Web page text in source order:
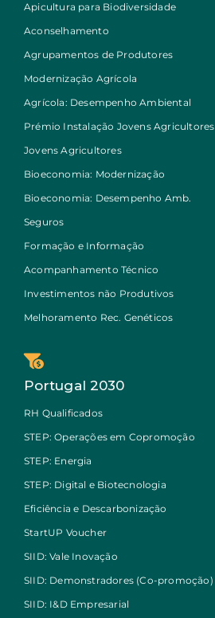
Apicultura para Biodiversidade
Aconselhamento
Agrupamentos de Produtores
Modernização Agrícola
Agrícola: Desempenho Ambiental
Prémio Instalação Jovens Agricultores
Jovens Agricultores
Bioeconomia: Modernização
Bioeconomia: Desempenho Amb.
Seguros
Formação e Informação
Acompanhamento Técnico
Investimentos não Produtivos
Melhoramento Rec. Genéticos
Portugal 2030
RH Qualificados
STEP: Operações em Copromoção
STEP: Energia
STEP: Digital e Biotecnologia
Eficiência e Descarbonização
StartUP Voucher
SIID: Vale Inovação
SIID: Demonstradores (Co-promoção)
SIID: I&D Empresarial